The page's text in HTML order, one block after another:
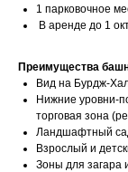
1 парковочное
В аренде до 1
Преимущества
Вид на Бурдж-
Нижние уровни-
торговая зона
Ландшафтный
Взрослый и
Зоны для загара